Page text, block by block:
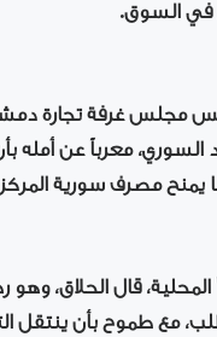
مجلس غرفة تجارة
السوري، معرباً عن
يمنح مصرف سورية
قال الحلاق، وهو
مع طموح بأن ينتقل